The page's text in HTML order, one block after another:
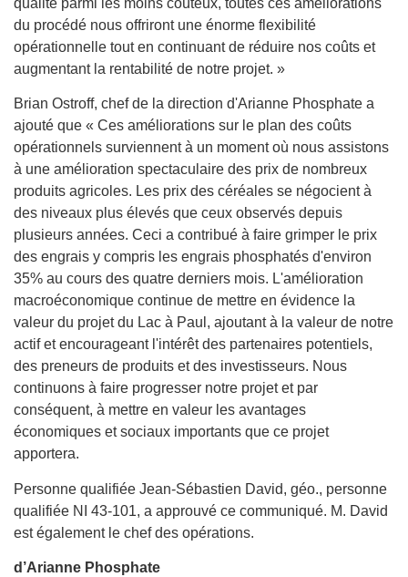
du procédé nous offriront une énorme flexibilité
opérationnelle tout en continuant de réduire nos coûts et
augmentant la rentabilité de notre projet. »
Brian Ostroff, chef de la direction d'Arianne Phosphate a
ajouté que « Ces améliorations sur le plan des coûts
opérationnels surviennent à un moment où nous assistons
à une amélioration spectaculaire des prix de nombreux
produits agricoles. Les prix des céréales se négocient à
des niveaux plus élevés que ceux observés depuis
plusieurs années. Ceci a contribué à faire grimper le prix
des engrais y compris les engrais phosphatés d'environ
35% au cours des quatre derniers mois. L'amélioration
macroéconomique continue de mettre en évidence la
valeur du projet du Lac à Paul, ajoutant à la valeur de notre
actif et encourageant l'intérêt des partenaires potentiels,
des preneurs de produits et des investisseurs. Nous
continuons à faire progresser notre projet et par
conséquent, à mettre en valeur les avantages
économiques et sociaux importants que ce projet
apportera.
Personne qualifiée Jean-Sébastien David, géo., personne
qualifiée NI 43-101, a approuvé ce communiqué. M. David
est également le chef des opérations.
d’Arianne Phosphate